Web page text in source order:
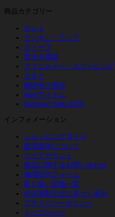
商品カテゴリー
テント
ランタン・ランプ
ストーブ
焚き火用品
ファニチャー・スリーピング
カヌー
施設向け商品
Newアイテム
Summer Sale 2026
インフォメーション
ショッピングガイド
販売条件について
マイアカウント
商品に関するお問い合わせ
修理受付フォーム
取り扱い店舗一覧
特定商取引法に基づく表示
プライバシーポリシー
トップページ